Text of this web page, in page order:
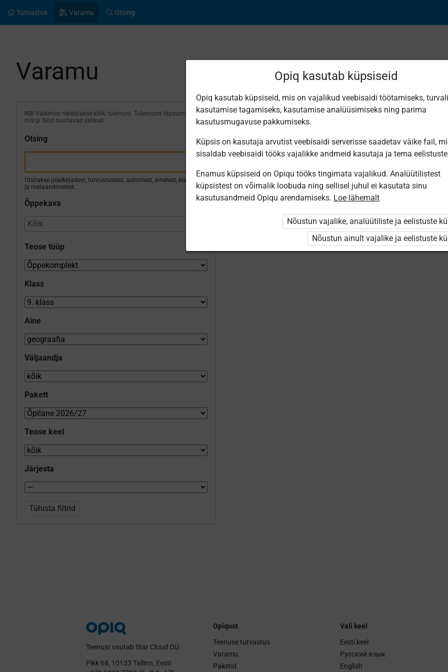
Tutvustus Varamu Otsing
Varamu
NB! Vaikimisi näidatakse kõiki tulemusi. Tulemuste täpsustamiseks
märgi Sind huvitavad valikud.
Otsing
Otsitakse pealkirjadest, tutvustustest, autoritest, ainetest, klassidest
ja metaandmetest.
Õppekava
Teose tüüp
Klass
Aine
Väljaandja
Pakett
Teose keel
Järjesta
Tühista filtrid
Leiti 5 vastet
Euroopa
loodus- ja
Koolibri
Geograafia
9. klassile
Eesti
Pärimusmuusika
Keskus MTÜ
Pärimus­
muusika
Keskuse
õppevideod
Koolibri
География
9 класс
Физическая
география
Европы
для 9
класса
Teenust osutab Star Cloud OÜ
Pikk 68, 10133 Tallinn, Eesti
Opiqust
Teenuse tutvustus
Varamu
Paketid
Vali keel
Eesti keel
Русский язык
English
Opiq kasutab küpsiseid
Opiq kasutab küpsiseid, mis on vajalikud veebisaidi töötamiseks,
kasutamise tagamiseks, kasutamise analüüsimiseks ning parima
kasutusmugavuse pakkumiseks.
Küpsis on kasutaja arvutist veebisaidi serverisse saadetav väike fail,
sisaldab veebisaidi tööks vajalikke andmeid kasutaja ja tema
Enamus küpsiseid on Opiqu tööks tingimata vajalikud. Analüütilistest
küpsistest on võimalik loobuda ning sellisel juhul ei kasutata sinu
kasutusandmeid Opiqu arendamiseks. Loe lähemalt
Nõustun vajalike, analüütiliste ja eelistuste
Nõustun ainult vajalike ja eelistuste